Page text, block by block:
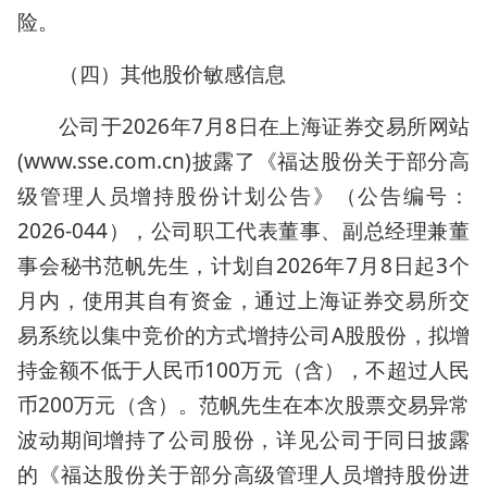
险。
（四）其他股价敏感信息
公司于2026年7月8日在上海证券交易所网站
(www.sse.com.cn)披露了《福达股份关于部分高
级管理人员增持股份计划公告》（公告编号：
2026-044），公司职工代表董事、副总经理兼董
事会秘书范帆先生，计划自2026年7月8日起3个
月内，使用其自有资金，通过上海证券交易所交
易系统以集中竞价的方式增持公司A股股份，拟增
持金额不低于人民币100万元（含），不超过人民
币200万元（含）。范帆先生在本次股票交易异常
波动期间增持了公司股份，详见公司于同日披露
的《福达股份关于部分高级管理人员增持股份进